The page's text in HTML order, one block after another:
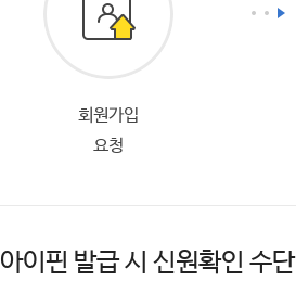
회원가입
요청
아이핀 발급 시 신원확인 수단